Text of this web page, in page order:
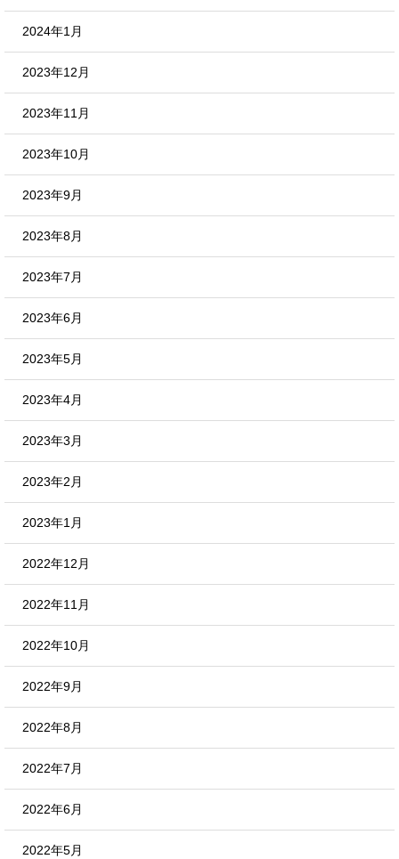
2024年1月
2023年12月
2023年11月
2023年10月
2023年9月
2023年8月
2023年7月
2023年6月
2023年5月
2023年4月
2023年3月
2023年2月
2023年1月
2022年12月
2022年11月
2022年10月
2022年9月
2022年8月
2022年7月
2022年6月
2022年5月